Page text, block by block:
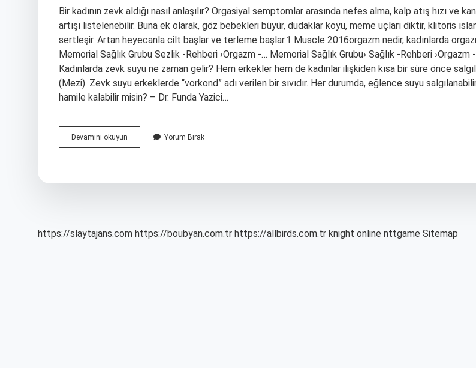
Bir kadının zevk aldığı nasıl anlaşılır? Orgasiyal semptomlar arasında nefes alma, kalp atış hızı ve
artışı listelenebilir. Buna ek olarak, göz bebekleri büyür, dudaklar koyu, meme uçları diktir, klitoris
sertleşir. Artan heyecanla cilt başlar ve terleme başlar.1 Muscle 2016orgazm nedir, kadınlarda
Memorial Sağlık Grubu Sezlik -Rehberi ›Orgazm -… Memorial Sağlık Grubu› Sağlık -Rehberi ›Orgazm
Kadınlarda zevk suyu ne zaman gelir? Hem erkekler hem de kadınlar ilişkiden kısa bir süre önce
(Mezi). Zevk suyu erkeklerde “vorkond” adı verilen bir sıvıdır. Her durumda, eğlence suyu
hamile kalabilir misin? – Dr. Funda Yazici…
Devamını okuyun
Ilişkide
Yorum Bırak
https://slaytajans.com https://boubyan.com.tr https://allbirds.com.tr knight online nttgame Sitemap